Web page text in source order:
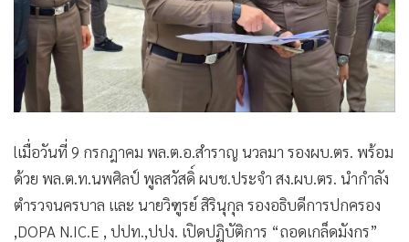
lเมื่อวันที่ 9 กรกฎาคม พล.ต.อ.สําราญ นวลมา รองผบ.ตร. พร้อม
ด้วย พล.ต.ท.นพศิลป์ พูลสวัสดิ์ ผบช.ประจำ สง.ผบ.ตร. นำกำลัง
ตำรวจนครบาล และ นายวิฑูรย์ สิรินุกุล รองอธิบดีการปกครอง
,DOPA N.IC.E , ปปท.,ปปง. เปิดปฏิบัติการ “ถอดเกล็ดมังกร”